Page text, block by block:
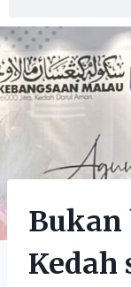
Bukan
Kedah